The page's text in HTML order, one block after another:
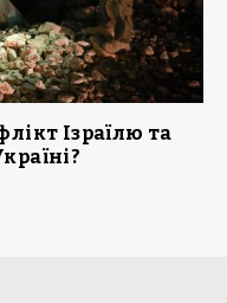
Ізраїлю та